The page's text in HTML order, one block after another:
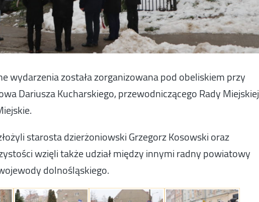
wydarzenia została zorganizowana pod obeliskiem przy
Dariusza Kucharskiego, przewodniczącego Rady Miejskiej
starosta dzierżoniowski Grzegorz Kosowski oraz
wzięli także udział między innymi radny powiatowy
dolnośląskiego.